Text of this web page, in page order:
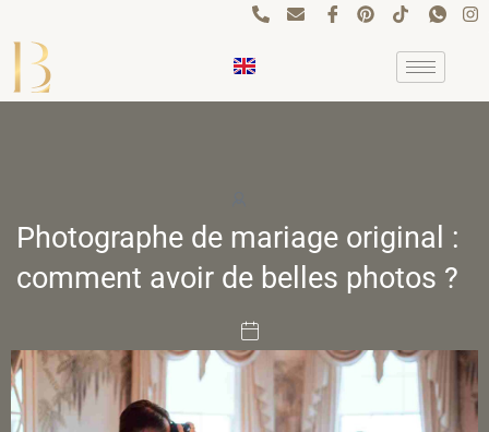
contenu
Photographe de mariage original :
comment avoir de belles photos ?